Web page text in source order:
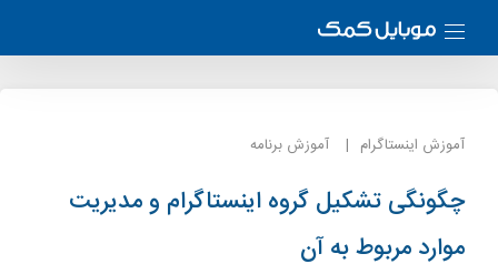
آموزش اینستاگرام آموزش برنامه
چگونگی تشکیل گروه اینستاگرام و مدیریت
موارد مربوط به آن